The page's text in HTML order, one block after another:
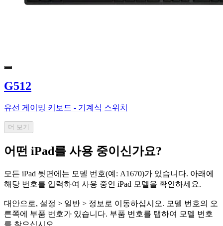
G512
유선 게이밍 키보드 - 기계식 스위치
더 보기
어떤 iPad를 사용 중이신가요?
모든 iPad 뒷면에는 모델 번호(예: A1670)가 있습니다. 아래에
해당 번호를 입력하여 사용 중인 iPad 모델을 확인하세요.
대안으로, 설정 > 일반 > 정보로 이동하십시오. 모델 번호의 오
른쪽에 부품 번호가 있습니다. 부품 번호를 탭하여 모델 번호
를 찾으십시오.